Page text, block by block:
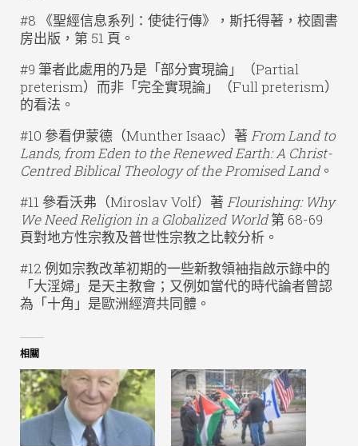
#8 《聖經信息系列：使徒行傳》，斯托得著，校園書
房出版，第 51 頁。
#9 筆者此處用的乃是「部分實現論」（Partial
preterism）而非「完全實現論」（Full preterism）
的看法。
#10 參看伊蒙德（Munther Isaac）著 From Land to
Lands, from Eden to the Renewed Earth: A Christ-
Centred Biblical Theology of the Promised Land。
#11 參看沃弗（Miroslav Volf）著 Flourishing: Why
We Need Religion in a Globalized World第 68-69
頁對地方性宗教及普世性宗教之比較分析。
#12 例如宗教改革初期的一些新教領袖指啟示錄中的
「大淫婦」是天主教會；又例如當代的時代論者曾認
為「十角」是歐洲經濟共同體。
相關